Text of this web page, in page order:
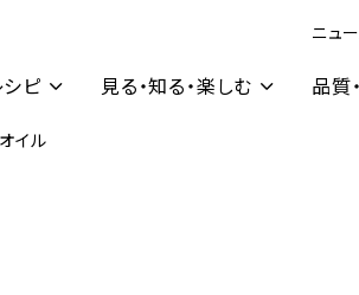
ニュ
シピ 見る・知る・楽しむ 品質
イル